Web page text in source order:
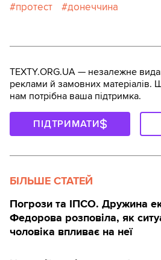
протест донеччина
TEXTY.ORG.UA — незалежне
реклами й замовних матеріалів.
нам потрібна ваша підтримка.
ПІДТРИМАТИ
БІЛЬШЕ СТАТЕЙ
Погрози та ІПСО. Дружина
Федорова розповіла, як
чоловіка впливає на неї